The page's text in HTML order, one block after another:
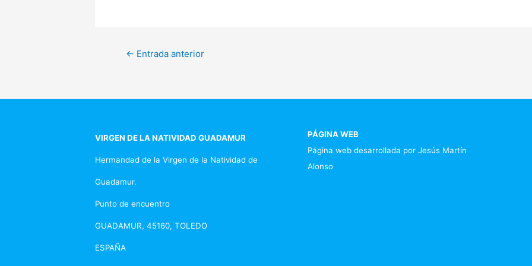
Navegación
entradas
← Entrada anterior
VIRGEN DE LA NATIVIDAD GUADAMUR
Hermandad de la Virgen de la Natividad de
Guadamur.
Punto de encuentro
GUADAMUR, 45160, TOLEDO
ESPAÑA
PÁGINA WEB
Página web desarrollada por Jesús Martín
Alonso